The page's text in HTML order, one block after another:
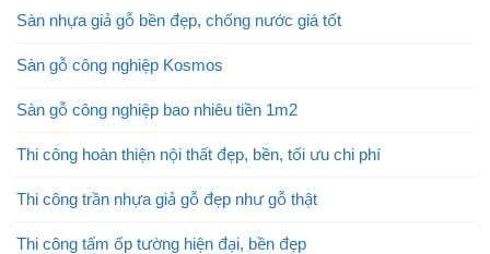
Sàn nhựa giả gỗ bền đẹp, chống nước giá tốt
Sàn gỗ công nghiệp Kosmos
Sàn gỗ công nghiệp bao nhiêu tiền 1m2
Thi công hoàn thiện nội thất đẹp, bền, tối ưu chi phí
Thi công trần nhựa giả gỗ đẹp như gỗ thật
Thi công tấm ốp tường hiện đại, bền đẹp